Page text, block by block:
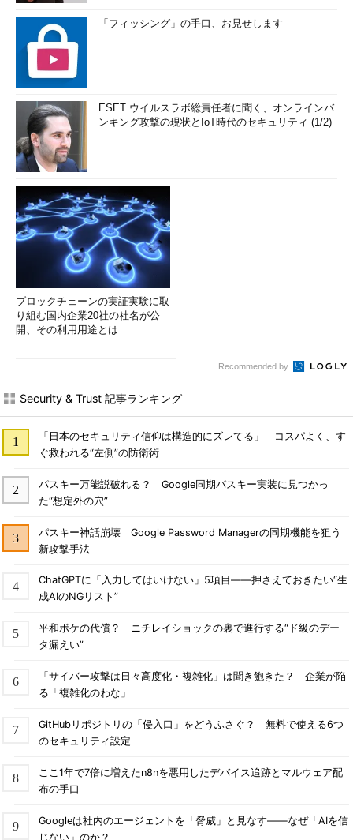
「フィッシング」の手口、お見せします
ESET ウイルスラボ総責任者に聞く、オンラインバ
ンキング攻撃の現状とIoT時代のセキュリティ (1/2)
ブロックチェーンの実証実験に取
り組む国内企業20社の社名が公
開、その利用用途とは
Recommended by
Security & Trust 記事ランキング
「日本のセキュリティ信仰は構造的にズレてる」 コスパよく、す
ぐ救われる“左側”の防衛術
パスキー万能説破れる？ Google同期パスキー実装に見つかっ
た“想定外の穴”
パスキー神話崩壊 Google Password Managerの同期機能を狙う
新攻撃手法
ChatGPTに「入力してはいけない」5項目――押さえておきたい“生
成AIのNGリスト”
平和ボケの代償？ ニチレイショックの裏で進行する“ド級のデー
タ漏えい”
「サイバー攻撃は日々高度化・複雑化」は聞き飽きた？ 企業が陥
る「複雑化のわな」
GitHubリポジトリの「侵入口」をどうふさぐ？ 無料で使える6つ
のセキュリティ設定
ここ1年で7倍に増えたn8nを悪用したデバイス追跡とマルウェア配
布の手口
Googleは社内のエージェントを「脅威」と見なす――なぜ「AIを信
じない」のか？